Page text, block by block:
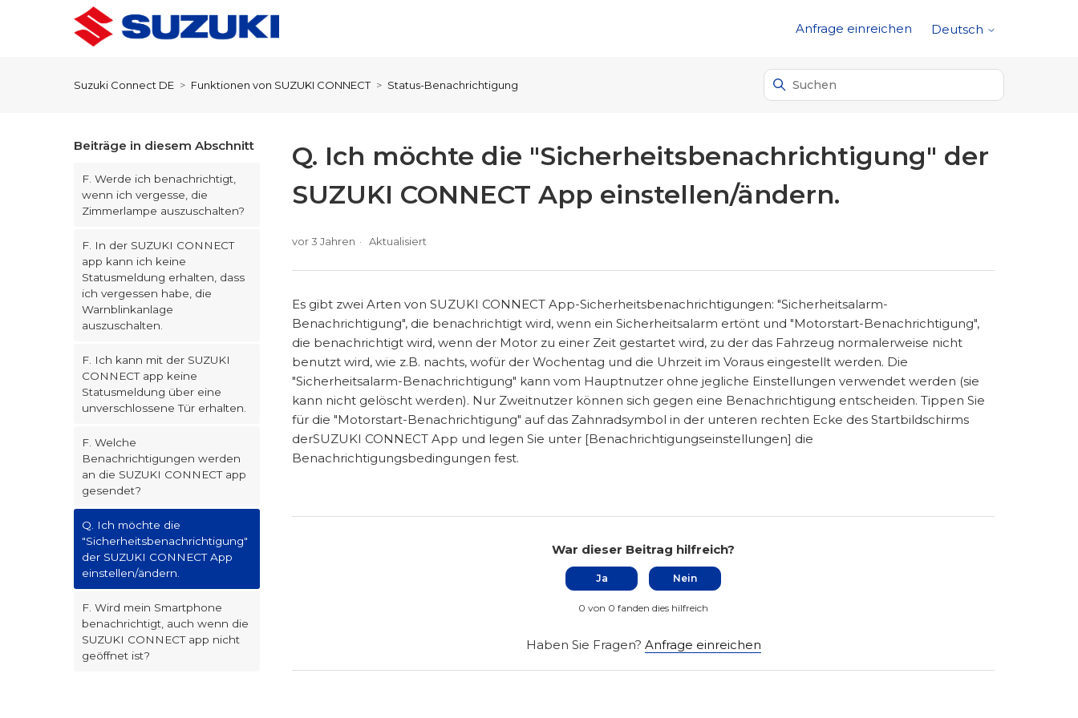
Anfrage einreichen Deutsch
Suzuki Connect DE Funktionen von SUZUKI CONNECT Status-Benachrichtigung
Beiträge in diesem Abschnitt
F. Werde ich benachrichtigt,
wenn ich vergesse, die
Zimmerlampe auszuschalten?
F. In der SUZUKI CONNECT
app kann ich keine
Statusmeldung erhalten, dass
ich vergessen habe, die
Warnblinkanlage
auszuschalten.
F. Ich kann mit der SUZUKI
CONNECT app keine
Statusmeldung über eine
unverschlossene Tür erhalten.
F. Welche
Benachrichtigungen werden
an die SUZUKI CONNECT app
gesendet?
Q. Ich möchte die
"Sicherheitsbenachrichtigung"
der SUZUKI CONNECT App
einstellen/ändern.
F. Wird mein Smartphone
benachrichtigt, auch wenn die
SUZUKI CONNECT app nicht
geöffnet ist?
Q. Ich möchte die "Sicherheitsbenachrichtigung" der
SUZUKI CONNECT App einstellen/ändern.
vor 3 Jahren Aktualisiert
Es gibt zwei Arten von SUZUKI CONNECT App-Sicherheitsbenachrichtigungen: "Sicherheitsalarm-
Benachrichtigung", die benachrichtigt wird, wenn ein Sicherheitsalarm ertönt und "Motorstart-Benachrichtigung",
die benachrichtigt wird, wenn der Motor zu einer Zeit gestartet wird, zu der das Fahrzeug normalerweise nicht
benutzt wird, wie z.B. nachts, wofür der Wochentag und die Uhrzeit im Voraus eingestellt werden. Die
"Sicherheitsalarm-Benachrichtigung" kann vom Hauptnutzer ohne jegliche Einstellungen verwendet werden (sie
kann nicht gelöscht werden). Nur Zweitnutzer können sich gegen eine Benachrichtigung entscheiden. Tippen Sie
für die "Motorstart-Benachrichtigung" auf das Zahnradsymbol in der unteren rechten Ecke des Startbildschirms
derSUZUKI CONNECT App und legen Sie unter [Benachrichtigungseinstellungen] die
Benachrichtigungsbedingungen fest.
War dieser Beitrag hilfreich?
Ja Nein
0 von 0 fanden dies hilfreich
Haben Sie Fragen? Anfrage einreichen